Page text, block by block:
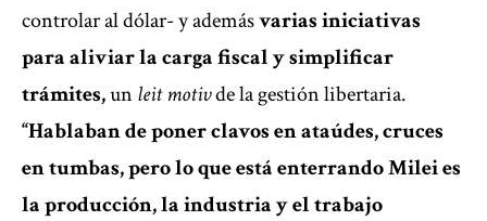
controlar al dólar- y ademásvarias iniciativas
para aliviar la carga fiscal y simplificar
trámites,un leit motivde la gestión libertaria.
“Hablaban de poner clavos en ataúdes, cruces
en tumbas, pero lo que está enterrando Milei es
la producción, la industria y el trabajo